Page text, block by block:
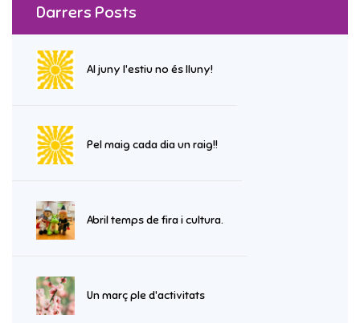
Darrers Posts
Al juny l'estiu no és lluny!
Pel maig cada dia un raig!!
Abril temps de fira i cultura.
Un març ple d'activitats